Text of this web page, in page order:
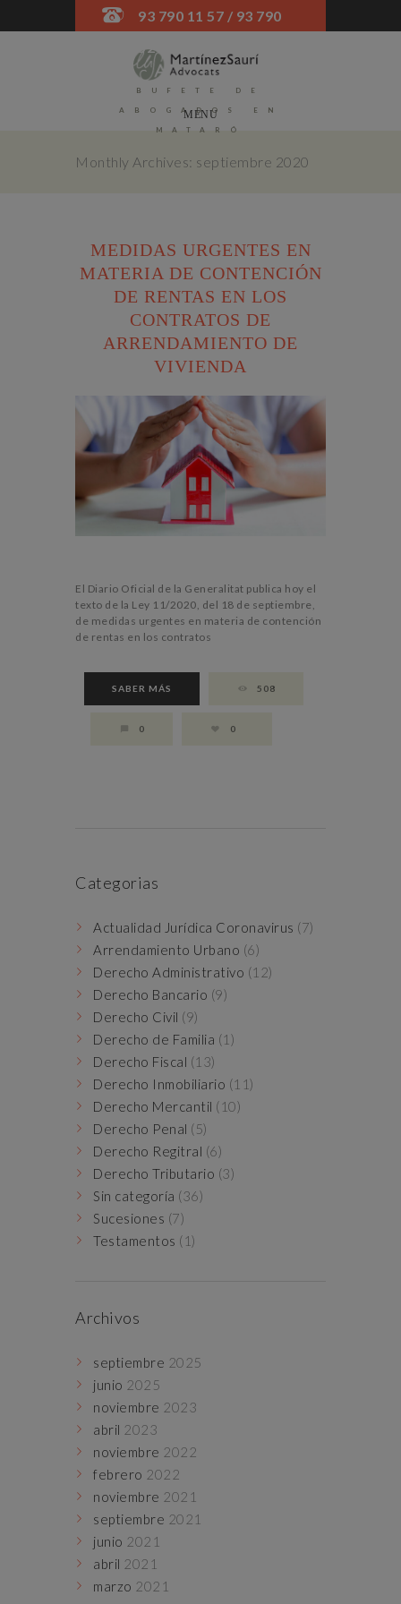
93 790 11 57 / 93 790
52 45
BUFETE DE
ABOGADOS EN
MATARÓ
MENU
Monthly Archives: septiembre 2020
MEDIDAS URGENTES EN
MATERIA DE CONTENCIÓN
DE RENTAS EN LOS
CONTRATOS DE
ARRENDAMIENTO DE
VIVIENDA
El Diario Oficial de la Generalitat publica hoy el
texto de la Ley 11/2020, del 18 de septiembre,
de medidas urgentes en materia de contención
de rentas en los contratos
SABER MÁS 508
0 0
Categorias
Actualidad Jurídica Coronavirus (7)
Arrendamiento Urbano (6)
Derecho Administrativo (12)
Derecho Bancario (9)
Derecho Civil (9)
Derecho de Familia (1)
Derecho Fiscal (13)
Derecho Inmobiliario (11)
Derecho Mercantil (10)
Derecho Penal (5)
Derecho Regitral (6)
Derecho Tributario (3)
Sin categoría (36)
Sucesiones (7)
Testamentos (1)
Archivos
septiembre 2025
junio 2025
noviembre 2023
abril 2023
noviembre 2022
febrero 2022
noviembre 2021
septiembre 2021
junio 2021
abril 2021
marzo 2021